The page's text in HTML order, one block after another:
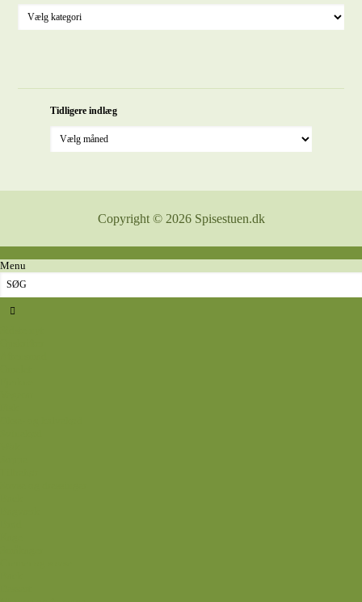
Tidligere indlæg
Copyright © 2026 Spisestuen.dk
Menu